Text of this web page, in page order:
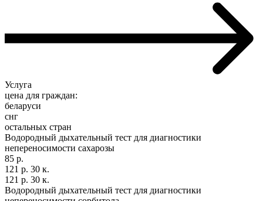
Услуга
цена для граждан:
беларуси
снг
остальных стран
Водородный дыхательный тест для диагностики
непереносимости сахарозы
85 р.
121 р. 30 к.
121 р. 30 к.
Водородный дыхательный тест для диагностики